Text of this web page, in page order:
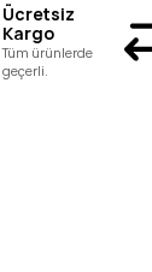
Ücretsiz
Kargo
Tüm ürünlerde
geçerli.